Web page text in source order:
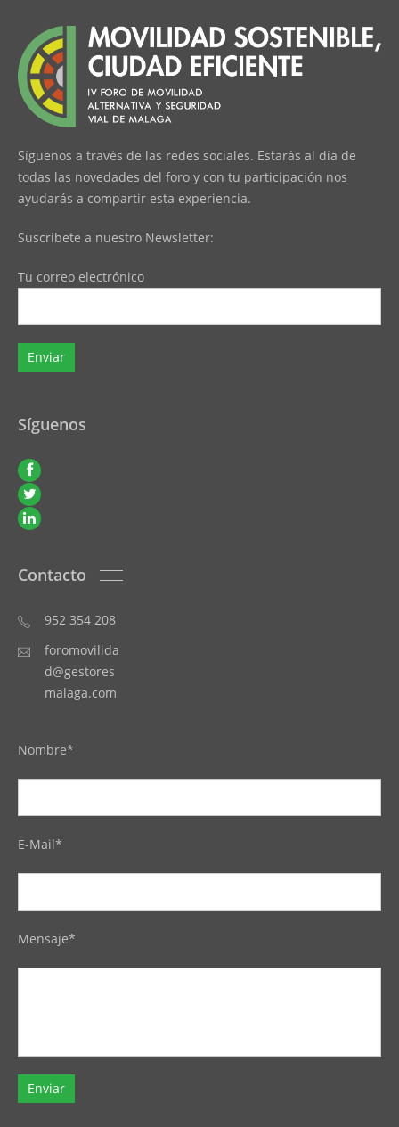
Síguenos a través de las redes sociales. Estarás al día de
todas las novedades del foro y con tu participación nos
ayudarás a compartir esta experiencia.
Suscribete a nuestro Newsletter:
Tu correo electrónico
Síguenos
Contacto
952 354 208
foromovilida
d@gestores
malaga.com
Nombre*
E-Mail*
Mensaje*